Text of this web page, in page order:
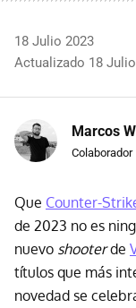
18 Julio 2023
Actualizado 18
Marcos
Colaborador
Que Counter-
de 2023 no es
nuevo shooterde
títulos que más
novedad se